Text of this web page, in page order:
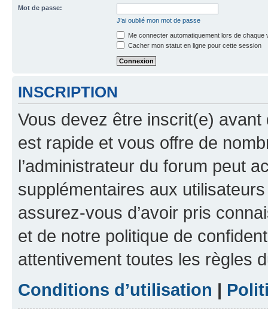
Mot de passe:
J’ai oublié mon mot de passe
Me connecter automatiquement lors de chaque
Cacher mon statut en ligne pour cette session
INSCRIPTION
Vous devez être inscrit(e) avant
est rapide et vous offre de
l’administrateur du forum peut
supplémentaires aux
assurez-vous d’avoir pris
et de notre politique de
attentivement toutes les règles
Conditions d’utilisation |